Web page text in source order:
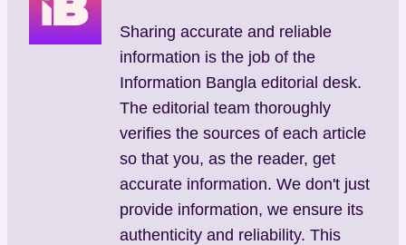
Sharing accurate and reliable
information is the job of the
Information Bangla editorial desk.
The editorial team thoroughly
verifies the sources of each article
so that you, as the reader, get
accurate information. We don't just
provide information, we ensure its
authenticity and reliability. This